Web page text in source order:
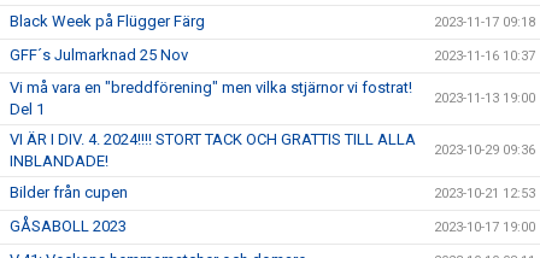
Black Week på Flügger Färg 2023-11-17 09:18
GFF´s Julmarknad 25 Nov 2023-11-16 10:37
Vi må vara en "breddförening" men vilka stjärnor vi fostrat!
Del 1
2023-11-13 19:00
VI ÄR I DIV. 4. 2024!!!! STORT TACK OCH GRATTIS TILL ALLA
INBLANDADE!
2023-10-29 09:36
Bilder från cupen 2023-10-21 12:53
GÅSABOLL 2023 2023-10-17 19:00